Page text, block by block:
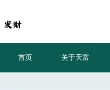
首页 关于天富